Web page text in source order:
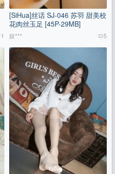
1
[SiHua]丝话 SJ-046 苏羽 甜美校
花肉丝玉足 [45P-29MB]
娱*** 5